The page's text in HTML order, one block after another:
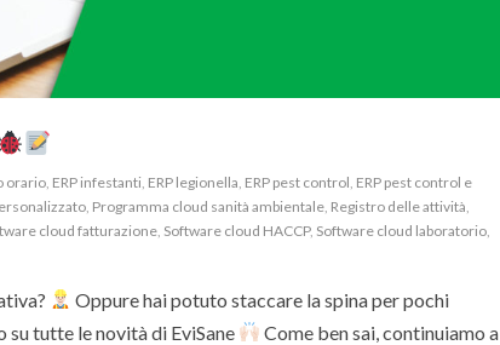
orario ERP infestanti ERP legionella ERP pest control ERP pest control e
Programma cloud sanità ambientale Registro delle attività
cloud fatturazione Software cloud HACCP, Software cloud laboratorio
Oppure hai potuto staccare la spina per pochi
su tutte le novità di EviSane
Come ben sai, continuiamo a